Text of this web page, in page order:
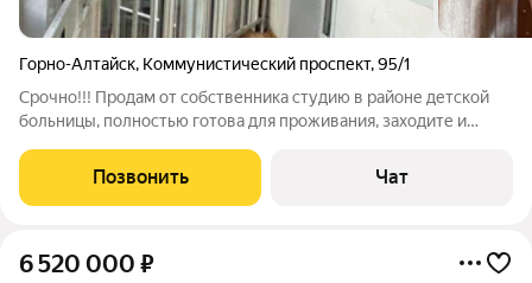
Горно-Алтайск, Коммунистический проспект,95/1
Срочно!!! Продам от собственника студию в районе детской
больницы, полностью готова для проживания, заходите и
гарнитур, плита, микроволновая печь , чайник, кухонный
мягкий уголок, телевизор. Новая
Позвонить Чат
6 520 000 ₽